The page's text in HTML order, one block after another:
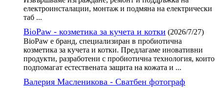
електроинсталации, монтаж и подмяна на електрически
таб ...
BioPaw - козметика за кучета и котки (2026/7/27)
BioPaw е бранд, специализиран в пробиотична
козметика за кучета и котки. Предлагаме иновативни
продукти, разработени с пробиотична технология, които
подпомагат естествената защита на кожата и ...
Валерия Масленикова - Сватбен фотограф